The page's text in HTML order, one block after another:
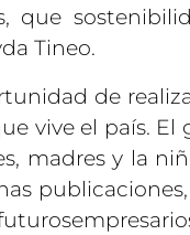
que
Tineo.
de
vive el país.
madres y la